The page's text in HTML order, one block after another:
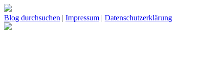
Blog durchsuchen | Impressum | Datenschutzerklärung